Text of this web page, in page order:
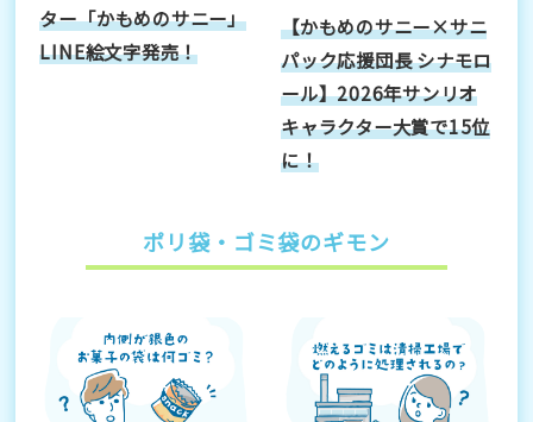
ター「かもめのサニー」
LINE絵文字発売！
【かもめのサニー×サニ
パック応援団長 シナモロ
ール】2026年サンリオ
キャラクター大賞で15位
に！
ポリ袋・ゴミ袋のギモン